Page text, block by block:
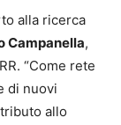
alla ricerca
Campanella,
“Come rete
di nuovi
allo